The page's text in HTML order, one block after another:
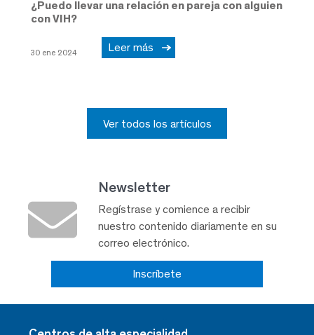
¿Puedo llevar una relación en pareja con alguien
con VIH?
30 ene 2024 Leer más
Ver todos los artículos
Newsletter
Regístrase y comience a recibir
nuestro contenido diariamente en su
correo electrónico.
Inscríbete